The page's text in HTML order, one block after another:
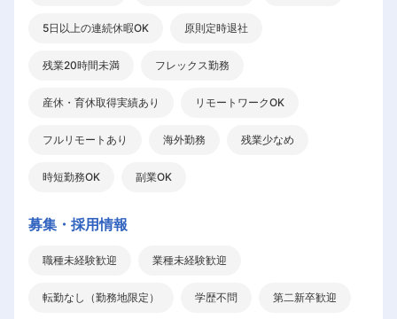
オーダーではないため、お客様との商談時間が短く、そのため
日休みの取得も可能です。また半休制度もあるため柔軟な働き
も充実しています。
5日以上の連続休暇OK 原則定時退社
残業20時間未満 フレックス勤務
産休・育休取得実績あり リモートワークOK
フルリモートあり 海外勤務 残業少なめ
時短勤務OK 副業OK
募集・採用情報
職種未経験歓迎 業種未経験歓迎
転勤なし（勤務地限定） 学歴不問 第二新卒歓迎